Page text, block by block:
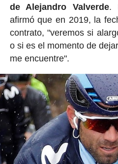
de Alejandro Valverde.
afirmó que en 2019, la
contrato, "veremos si
o si es el momento de
me encuentre".